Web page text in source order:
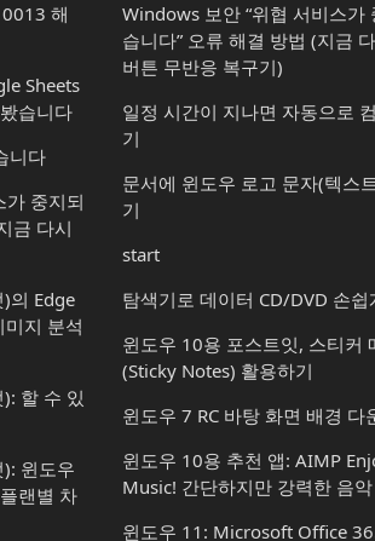
해
Sheets
습니다
니다
가 중지되
금 다시
의 Edge
미지 분석
할 수 있
윈도우
랜별 차
Windows 보안 “위협 서비스가
습니다” 오류 해결 방법 (지금
버튼 무반응 복구기)
일정 시간이 지나면 자동으로
기
문서에 윈도우 로고 문자(텍스
기
start
탐색기로 데이터 CD/DVD 손쉽
윈도우 10용 포스트잇, 스티커
(Sticky Notes) 활용하기
윈도우 7 RC 바탕 화면 배경 다
윈도우 10용 추천 앱: AIMP
Music! 간단하지만 강력한 음
윈도우 11: Microsoft Office